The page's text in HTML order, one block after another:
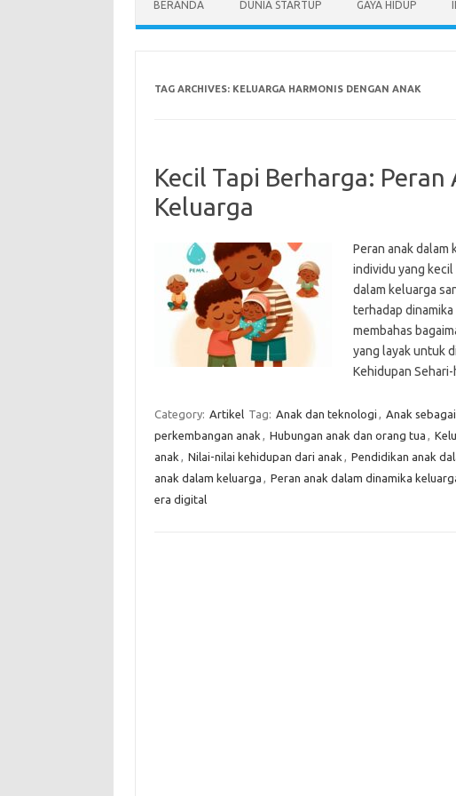
BERANDA DUNIA STARTUP GAYA HIDUP
TAG ARCHIVES: KELUARGA HARMONIS DENGAN ANAK
Kecil Tapi Berharga:
Keluarga
Peran anak dalam
individu yang kecil
dalam keluarga
terhadap
membahas
yang layak untuk
Kehidupan
Category: Artikel Tag: Anak dan teknologi , Anak
perkembangan anak , Hubungan anak dan orang tua ,
anak , Nilai-nilai kehidupan dari anak , Pendidikan anak
anak dalam keluarga , Peran anak dalam dinamika
era digital